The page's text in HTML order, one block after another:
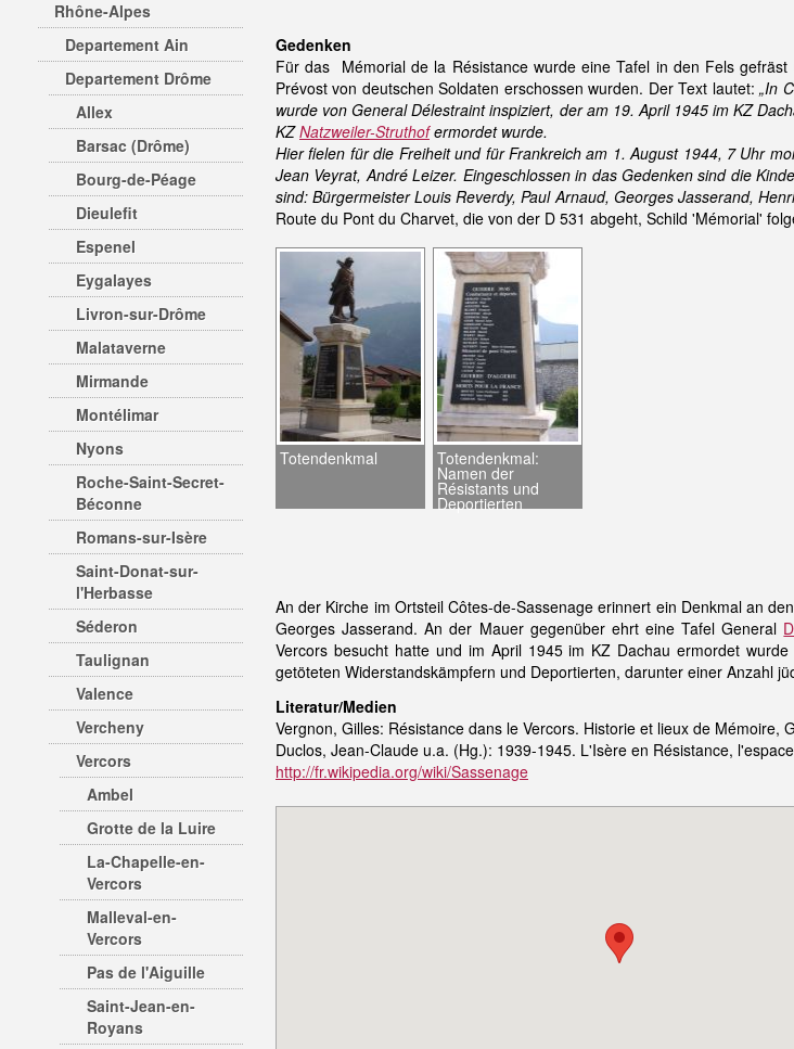
Rhône-Alpes
Departement Ain
Departement Drôme
Allex
Barsac (Drôme)
Bourg-de-Péage
Dieulefit
Espenel
Eygalayes
Livron-sur-Drôme
Malataverne
Mirmande
Montélimar
Nyons
Roche-Saint-Secret-
Béconne
Romans-sur-Isère
Saint-Donat-sur-
l'Herbasse
Séderon
Taulignan
Valence
Vercheny
Vercors
Ambel
Grotte de la Luire
La-Chapelle-en-
Vercors
Malleval-en-
Vercors
Pas de l'Aiguille
Saint-Jean-en-
Royans
Gedenken
Für das Mémorial de la Résistance wurde eine Tafel in den Fels
Prévost von deutschen Soldaten erschossen wurden. Der Text lautet:„In
wurde von General Délestraint inspiziert, der am 19. April 1945 im KZ
KZNatzweiler-Struthofermordet wurde.
Hier fielen für die Freiheit und für Frankreich am 1. August 1944, 7 Uhr
Jean Veyrat, André Leizer. Eingeschlossen in das Gedenken sind die
sind: Bürgermeister Louis Reverdy, Paul Arnaud, Georges Jasserand,
Route du Pont du Charvet, die von der D 531 abgeht, Schild 'Mémorial'
Totendenkmal Totendenkmal:
Namen der
Résistants und
Deportierten
An der Kirche im Ortsteil Côtes-de-Sassenage erinnert ein Denkmal an
Georges Jasserand. An der Mauer gegenüber ehrt eine Tafel General
Vercors besucht hatte und im April 1945 im KZ Dachau ermordet
getöteten Widerstandskämpfern und Deportierten, darunter einer Anzahl
Literatur/Medien
Vergnon, Gilles: Résistance dans le Vercors. Historie et lieux de Mémoire,
Duclos, Jean-Claude u.a. (Hg.): 1939-1945. L'Isère en Résistance,
http://fr.wikipedia.org/wiki/Sassenage